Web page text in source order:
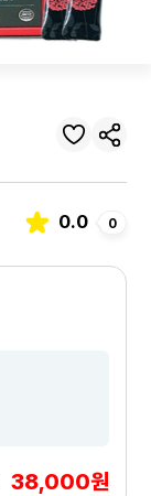
0.0 0
38,000원